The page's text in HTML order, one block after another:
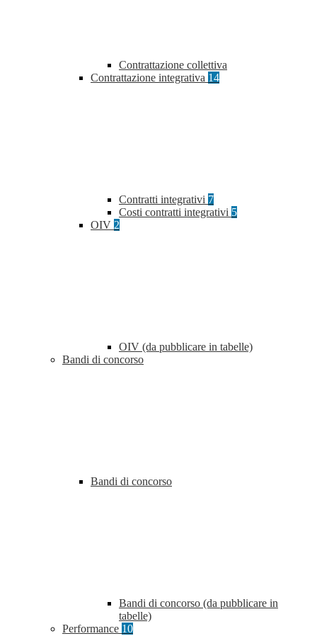
Contrattazione collettiva
Contrattazione integrativa 14
Contratti integrativi 7
Costi contratti integrativi 5
OIV 2
OIV (da pubblicare in tabelle)
Bandi di concorso
Bandi di concorso
Bandi di concorso (da pubblicare in
tabelle)
Performance 10